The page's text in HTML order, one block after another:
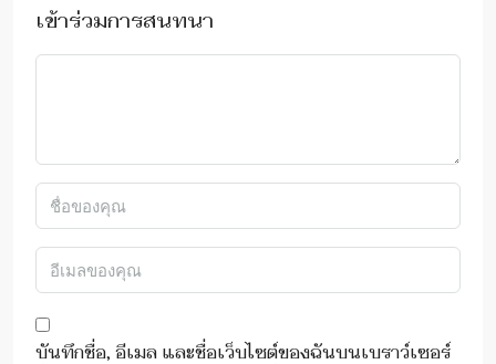
เข้าร่วมการสนทนา
บันทึกชื่อ, อีเมล และชื่อเว็บไซต์ของฉันบนเบราว์เซอร์